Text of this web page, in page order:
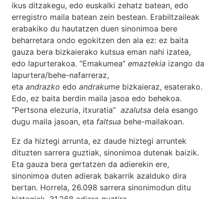
ikus ditzakegu, edo euskalki zehatz batean, edo
erregistro maila batean zein bestean. Erabiltzaileak
erabakiko du hautatzen duen sinonimoa bere
beharretara ondo egokitzen den ala ez: ez baita
gauza bera bizkaierako kutsua eman nahi izatea,
edo lapurterakoa. “Emakumea” emaztekia izango da
lapurtera/behe-nafarreraz,
eta andrazko edo andrakume bizkaieraz, esaterako.
Edo, ez baita berdin maila jasoa edo behekoa.
“Pertsona elezuria, itxuratia” azalutsa dela esango
dugu maila jasoan, eta faltsua behe-mailakoan.
Ez da hiztegi arrunta, ez daude hiztegi arruntek
dituzten sarrera guztiak, sinonimoa dutenak baizik.
Eta gauza bera gertatzen da adierekin ere,
sinonimoa duten adierak bakarrik azalduko dira
bertan. Horrela, 26.098 sarrera sinonimodun ditu